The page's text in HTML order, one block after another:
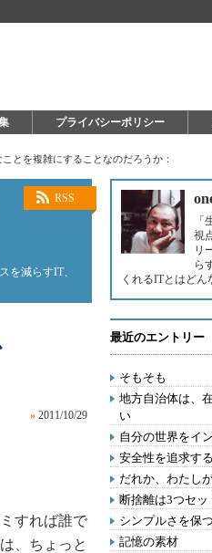
プライバシーポリシー
とを複雑にすることなのだろうか：
RSS
を減らすIT、
» 2011/10/29
すれば誰で
、ちょっと
視
リ
ら
くれるITとはどん
最近のエントリー
そもそも
地方自治体は、
い
自分の世界をイ
安全性を追求す
だれか、わたし
断捨離は3つセッ
シンプルさを保
記憶の素材